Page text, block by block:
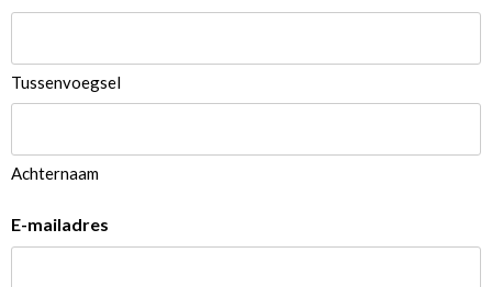
Tussenvoegsel
Achternaam
E-mailadres